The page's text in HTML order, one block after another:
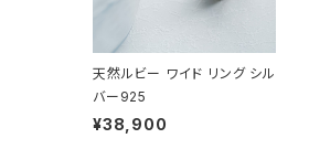
天然ルビー ワイド リング シル
バー925
¥38,900